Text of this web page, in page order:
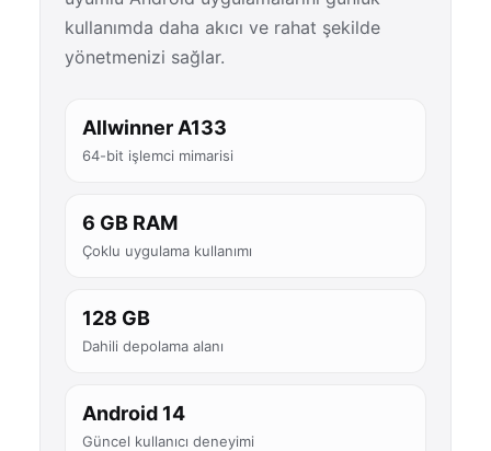
kullanımda daha akıcı ve rahat şekilde
yönetmenizi sağlar.
Allwinner A133
64-bit işlemci mimarisi
6 GB RAM
Çoklu uygulama kullanımı
128 GB
Dahili depolama alanı
Android 14
Güncel kullanıcı deneyimi